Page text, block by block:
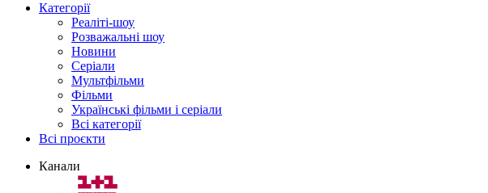
Категорії
Реаліті-шоу
Розважальні шоу
Новини
Серіали
Мультфільми
Фільми
Українські фільми і серіали
Всі категорії
Всі проєкти
Канали